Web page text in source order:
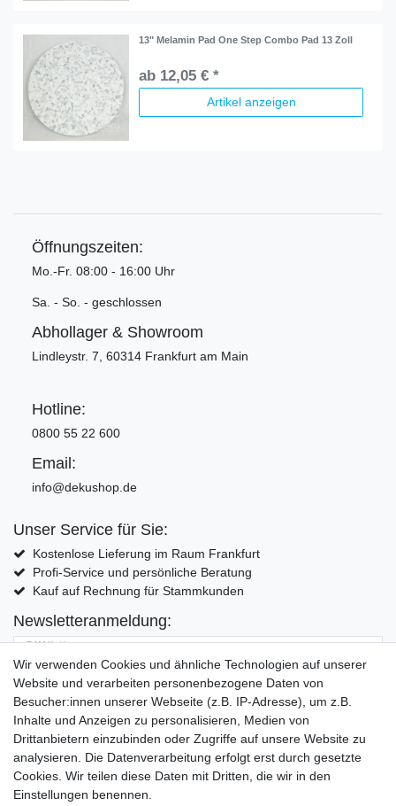
13" Melamin Pad One Step Combo Pad 13 Zoll
ab 12,05 € *
Artikel anzeigen
Öffnungszeiten:
Mo.-Fr. 08:00 - 16:00 Uhr
Sa. - So. - geschlossen
Abhollager & Showroom
Lindleystr. 7, 60314 Frankfurt am Main
Hotline:
0800 55 22 600
Email:
info@dekushop.de
Unser Service für Sie:
Kostenlose Lieferung im Raum Frankfurt
Profi-Service und persönliche Beratung
Kauf auf Rechnung für Stammkunden
Newsletteranmeldung:
E-MAIL **
Hiermit bestätige ich, dass ich die Daten­schutz­erklärung
Einwilligung kann ich jederzeit widerrufen.**
Abonnieren
** Hierbei handelt es sich um ein Pflichtfeld.
Wir verwenden Cookies und ähnliche Technologien auf unserer
Website und verarbeiten personenbezogene Daten von
Besucher:innen unserer Webseite (z.B. IP-Adresse), um z.B.
Inhalte und Anzeigen zu personalisieren, Medien von
Drittanbietern einzubinden oder Zugriffe auf unsere Website zu
analysieren. Die Datenverarbeitung erfolgt erst durch gesetzte
Cookies. Wir teilen diese Daten mit Dritten, die wir in den
Einstellungen benennen.